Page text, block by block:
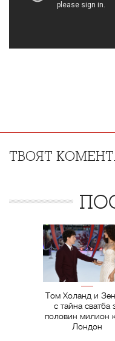
ТВОЯТ
Том Холанд и
с тайна сватба
половин милион
Лондон